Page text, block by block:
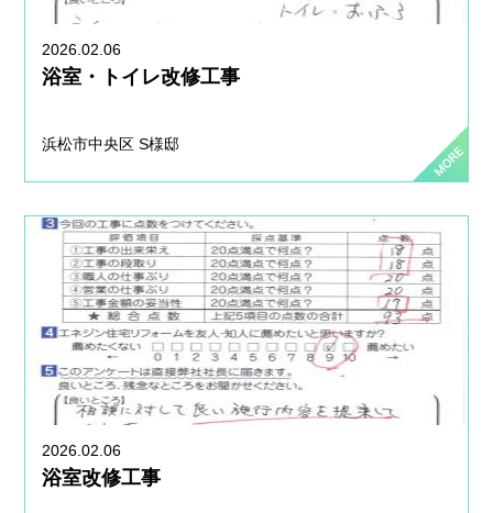
2026.02.06
浴室・トイレ改修工事
浜松市中央区 S様邸
2026.02.06
浴室改修工事